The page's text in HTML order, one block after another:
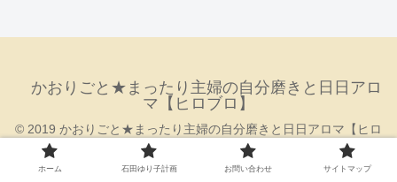
かおりごと★まったり主婦の自分磨きと日日アロ
マ【ヒロブロ】
© 2019 かおりごと★まったり主婦の自分磨きと日日アロマ【ヒロ
ホーム 石田ゆり子計画 お問い合わせ サイトマップ